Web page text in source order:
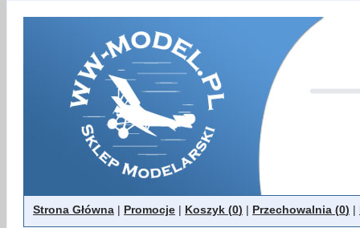
Strona Główna | Promocje | Koszyk (0) | Przechowalnia (0) |